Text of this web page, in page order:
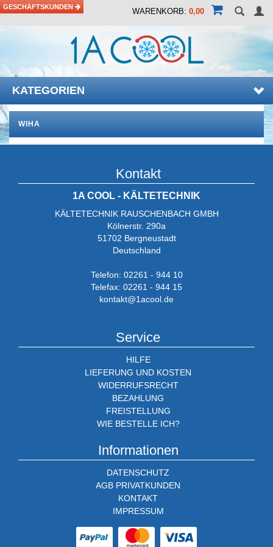
GESCHÄFTSKUNDEN WARENKORB: 0,00
KATEGORIEN
WIHA
Kontakt
1A COOL - KÄLTETECHNIK
KÄLTETECHNIK RAUSCHENBACH GMBH
Kölnerstr. 290a
51702 Bergneustadt
Deutschland
Telefon: 02261 - 944 10
Telefax: 02261 - 944 15
kontakt@1acool.de
Service
HILFE
LIEFERUNG UND KOSTEN
WIDERRUFSRECHT
BEZAHLUNG
FREISTELLUNG
WIE BESTELLE ICH?
Informationen
DATENSCHUTZ
AGB PRIVATKUNDEN
KONTAKT
IMPRESSUM